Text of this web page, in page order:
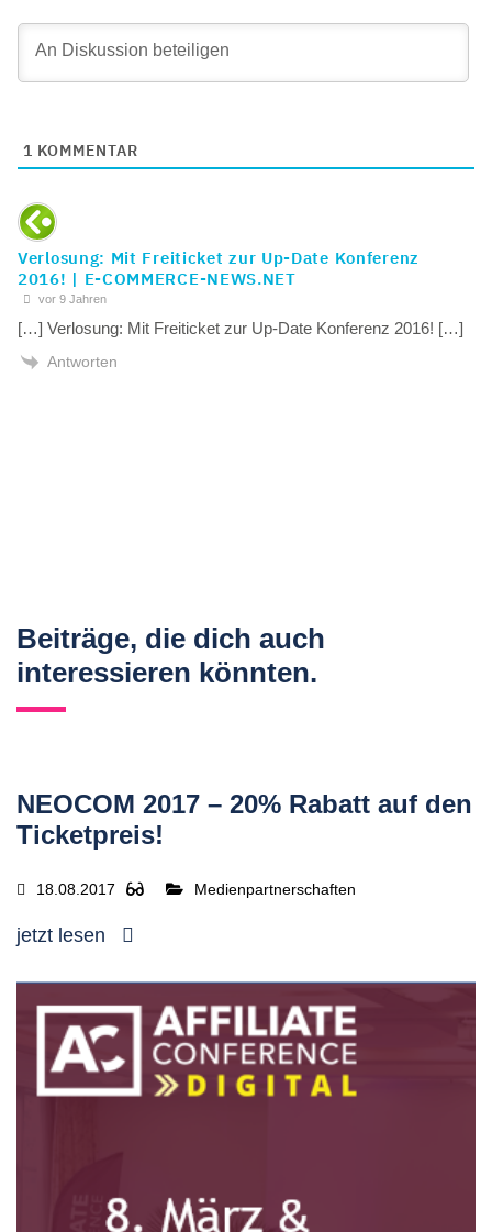
1 KOMMENTAR
Verlosung: Mit Freiticket zur Up-Date Konferenz
2016! | E-COMMERCE-NEWS.NET
vor 9 Jahren
[…] Verlosung: Mit Freiticket zur Up-Date Konferenz 2016! […]
Antworten
Beiträge, die dich auch
interessieren könnten.
NEOCOM 2017 – 20% Rabatt auf den
Ticketpreis!
18.08.2017 Medienpartnerschaften
jetzt lesen